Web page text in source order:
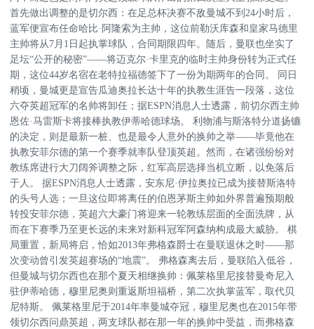
首先做出调整的是切尔西：在足总杯决赛不敌曼城不到24小时后，
蓝军便宣布任命哈比·阿隆索为主帅，这位前勒沃库森和皇家马德里
主帅将从7月1日起执掌球队，合同期限四年。随后，曼联也坐实了
足坛“公开的秘密”——将迈克尔·卡里克的临时主帅身份转为正式任
期，这位44岁名宿在老特拉福德签下了一份为期两年的合同。 同日
稍顷，曼城更是宣告瓜迪奥拉长达十年的执教生涯告一段落，这位
六夺英超冠军的名帅将卸任；据ESPN消息人士透露，前切尔西主帅
恩佐·马雷斯卡将接棒执教伊蒂哈德球场。 利物浦与斯洛特分道扬镳
的决定，则是最新一桩、也是最令人意外的换帅之举——毕竟他在
执教安菲尔德的第一个赛季就率队登顶英超。然而，在诸强纷纷对
教练席进行大刀阔斧调整之际，红军高层选择当机立断，以免落后
于人。 据ESPN消息人士透露，安东尼·伊拉奥拉已成为接替斯洛特
的头号人选；一旦这位即将离任的伯恩茅斯主帅如外界普遍预期般
转投安菲尔德，英超六大豪门将迎来一轮教练层面的全面洗牌，从
而在下赛季乃至更长远的未来对新科冠军阿森纳构成最大威胁。 棋
局重置，新局将启，恰如2013年弗格森爵士在曼联退休之时——那
次变动曾引发英超赛场的“地震”。 弗格森离去后，曼联陷入低谷，
但曼城与切尔西也在那个夏天相继换帅：佩莱格里尼接替曼奇尼入
驻伊蒂哈德，穆里尼奥则重返斯坦福桥，第二次执掌蓝军，取代贝
尼特斯。 佩莱格里尼于2014年率曼城夺冠，穆里尼奥也在2015年带
领切尔西问鼎英超，两支球队都在那一年的换帅中受益，而弗格森